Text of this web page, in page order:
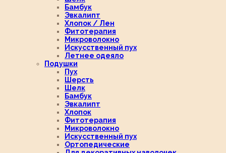
Бамбук
Эвкалипт
Хлопок / Лен
Фитотерапия
Микроволокно
Искусственный пух
Летнее одеяло
Подушки
Пух
Шерсть
Шелк
Бамбук
Эвкалипт
Хлопок
Фитотерапия
Микроволокно
Искусственный пух
Ортопедические